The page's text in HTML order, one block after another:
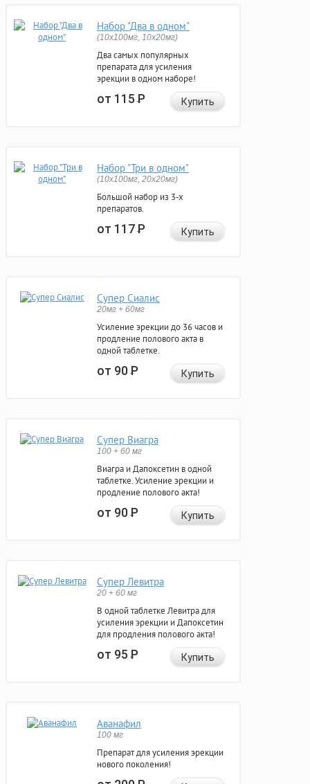
Набор "Два в одном"
(10x100мг, 10x20мг)
Два самых популярных
препарата для усиления
эрекции в одном наборе!
от 115Р Купить
Набор "Три в одном"
(10x100мг, 20x20мг)
Большой набор из 3-х
препаратов.
от 117Р Купить
Супер Сиалис
20мг + 60мг
Усиление эрекции до 36 часов и
продление полового акта в
одной таблетке.
от 90Р Купить
Супер Виагра
100 + 60 мг
Виагра и Дапоксетин в одной
таблетке. Усиление эрекции и
продление полового акта!
от 90Р Купить
Супер Левитра
20 + 60 мг
В одной таблетке Левитра для
усиления эрекции и Дапоксетин
для продления полового акта!
от 95Р Купить
Аванафил
100 мг
Препарат для усиления эрекции
нового поколения!